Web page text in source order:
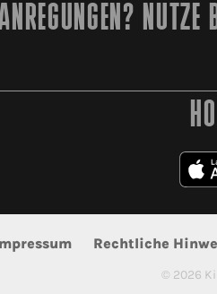
NUTZE
Rechtliche
© 2026